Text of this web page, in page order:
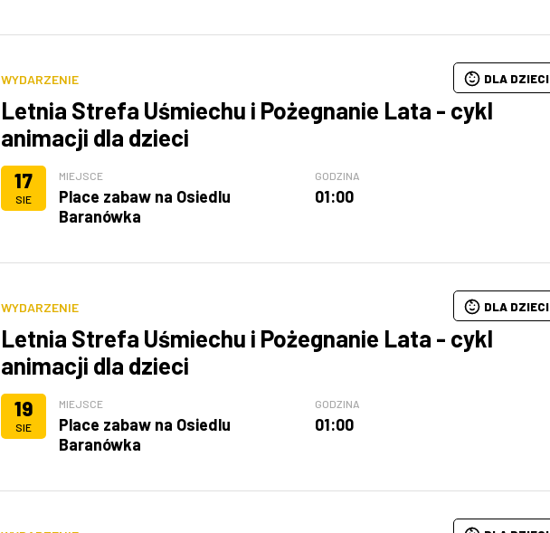
WYDARZENIE
Letnia Strefa Uśmiechu i Pożegnanie Lata - cykl
animacji dla dzieci
17
SIE
MIEJSCE
Place zabaw na Osiedlu
Baranówka
GODZINA
01:00
DLA DZIECI
WYDARZENIE
Letnia Strefa Uśmiechu i Pożegnanie Lata - cykl
animacji dla dzieci
19
SIE
MIEJSCE
Place zabaw na Osiedlu
Baranówka
GODZINA
01:00
DLA DZIECI